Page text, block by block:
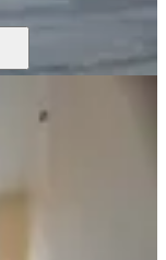
Dulkadiroğlu